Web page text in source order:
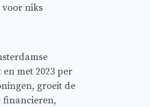
voor niks
met 2023 per
groeit de
financieren,